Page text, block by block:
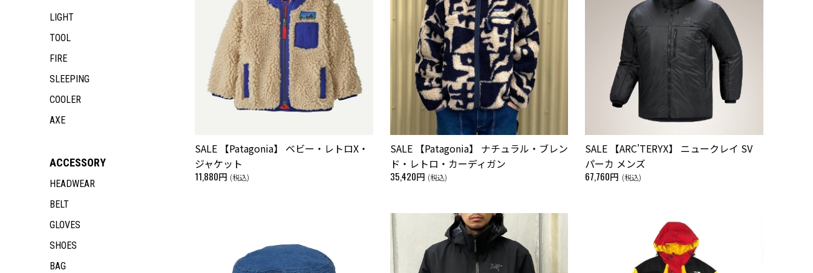
LIGHT
TOOL
FIRE
SLEEPING
COOLER
AXE
ACCESSORY
HEADWEAR
BELT
GLOVES
SHOES
BAG
SALE 【Patagonia】 ベビー・レトロX・
ジャケット
11,880円 (税込)
SALE 【Patagonia】 ナチュラル・ブレン
ド・レトロ・カーディガン
35,420円 (税込)
SALE 【ARC'TERYX】 ニュークレイ SV
パーカ メンズ
67,760円 (税込)